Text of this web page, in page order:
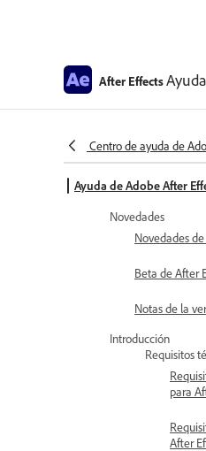
After EffectsAyuda
Centro de ayuda de
Ayuda de Adobe After
Novedades
Novedades
Beta de After
Notas de la
Introducción
Requisitos
para
After